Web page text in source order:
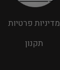
מדיניות פרטיות
תקנון